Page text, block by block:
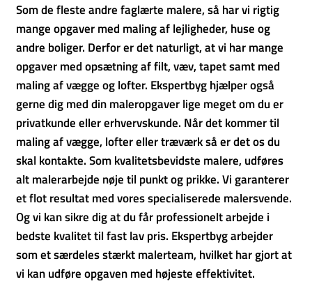
Som de fleste andre faglærte malere, så har vi rigtig
mange opgaver med maling af lejligheder, huse og
andre boliger. Derfor er det naturligt, at vi har mange
opgaver med opsætning af filt, væv, tapet samt med
maling af vægge og lofter. Ekspertbyg hjælper også
gerne dig med din maleropgaver lige meget om du er
privatkunde eller erhvervskunde. Når det kommer til
maling af vægge, lofter eller træværk så er det os du
skal kontakte. Som kvalitetsbevidste malere, udføres
alt malerarbejde nøje til punkt og prikke. Vi garanterer
et flot resultat med vores specialiserede malersvende.
Og vi kan sikre dig at du får professionelt arbejde i
bedste kvalitet til fast lav pris. Ekspertbyg arbejder
som et særdeles stærkt malerteam, hvilket har gjort at
vi kan udføre opgaven med højeste effektivitet.